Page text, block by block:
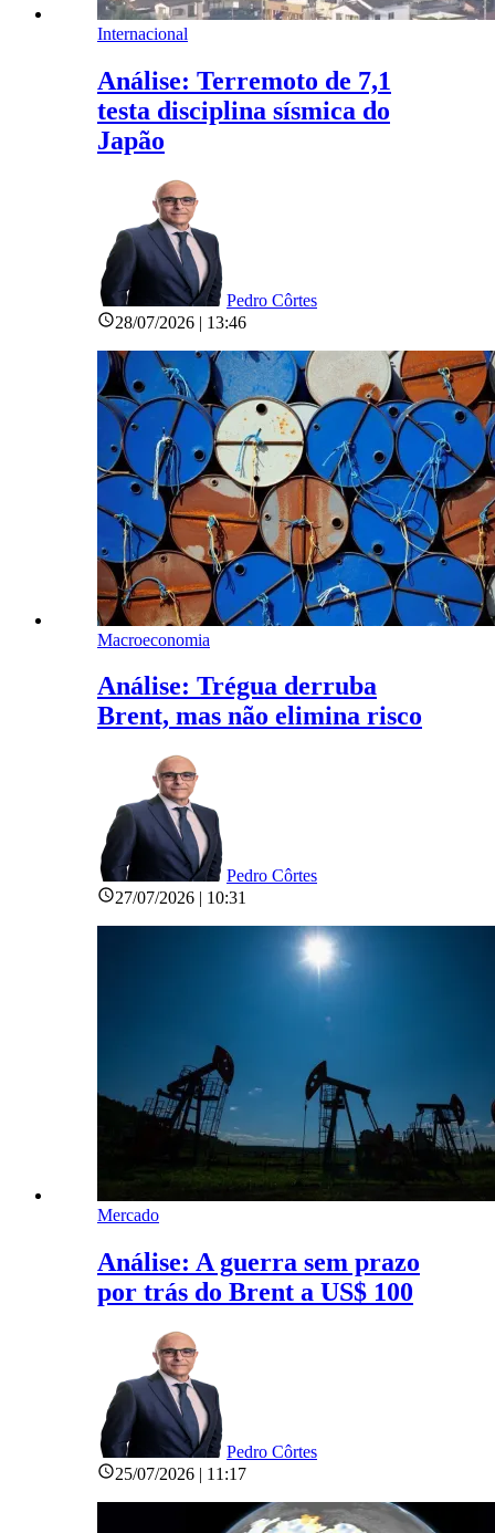
Internacional
Análise: Terremoto de 7,1
testa disciplina sísmica do
Japão
Pedro Côrtes
28/07/2026 | 13:46
Macroeconomia
Análise: Trégua derruba
Brent, mas não elimina risco
Pedro Côrtes
27/07/2026 | 10:31
Mercado
Análise: A guerra sem prazo
por trás do Brent a US$ 100
Pedro Côrtes
25/07/2026 | 11:17